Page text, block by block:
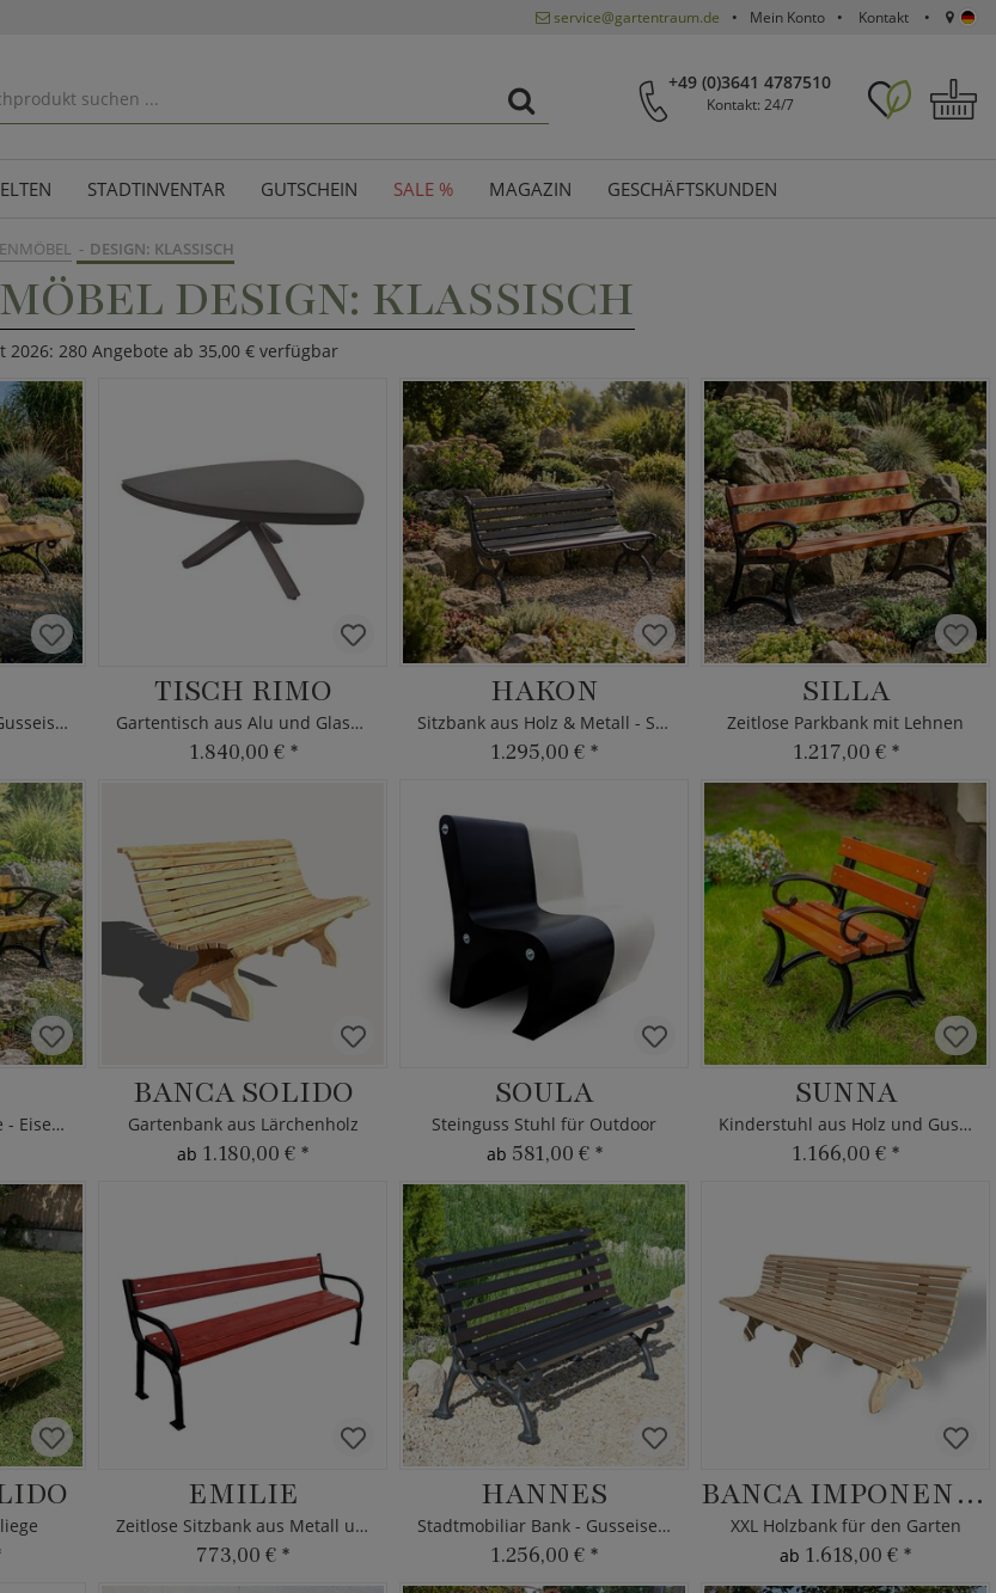
service@gartentraum.de Mein Konto Kontakt
+49 (0)3641 4787510
Kontakt: 24/7
STADTINVENTAR GUTSCHEIN SALE % MAGAZIN GESCHÄFTSKUNDEN
DESIGN: KLASSISCH
DESIGN: KLASSISCH
2026: 280 Angebote ab 35,00 € verfügbar
Klassische Parkbank - Gusseisen & Holz
TISCH RIMO
Gartentisch aus Alu und Glaskeramik
1.840,00 € *
HAKON
Sitzbank aus Holz & Metall - Stadtdeko
1.295,00 € *
SILLA
Zeitlose Parkbank mit Lehnen
1.217,00 € *
Parkbank mit Armlehne - Eisen & Holz
BANCA SOLIDO
Gartenbank aus Lärchenholz
ab 1.180,00 € *
SOULA
Steinguss Stuhl für Outdoor
ab 581,00 € *
SUNNA
Kinderstuhl aus Holz und Gusseisen
1.166,00 € *
EMILIE
Zeitlose Sitzbank aus Metall und Holz
773,00 € *
HANNES
Stadtmobiliar Bank - Gusseisen & Holz
1.256,00 € *
BANCA IMPONENTE
XXL Holzbank für den Garten
ab 1.618,00 € *